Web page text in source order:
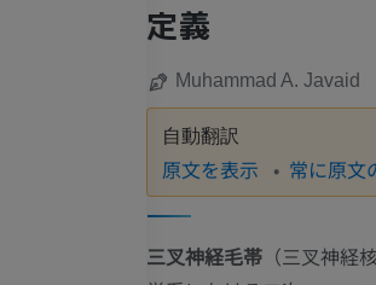
定義
Muhammad A. Javaid
自動翻訳
原文を表示 常に原文
三叉神経毛帯 （三叉神